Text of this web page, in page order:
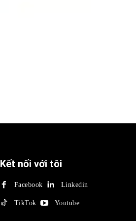
Kết nối với tôi
Facebook Linkedin
TikTok Youtube